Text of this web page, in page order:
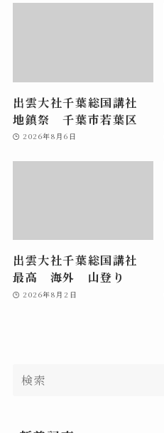
出雲大社千葉総国講社
地鎮祭 千葉市若葉区
2026年8月6日
出雲大社千葉総国講社
最高 海外 山登り
2026年8月2日